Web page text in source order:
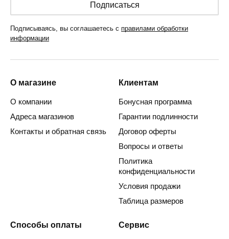
Подписаться
Подписываясь, вы соглашаетесь с правилами обработки
информации
О магазине
О компании
Адреса магазинов
Контакты и обратная связь
Клиентам
Бонусная программа
Гарантии подлинности
Договор оферты
Вопросы и ответы
Политика
конфиденциальности
Условия продажи
Таблица размеров
Способы оплаты Сервис